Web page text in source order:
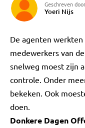
Geschreven door
Yoeri Nijs
De agenten
medewerkers van
snelweg moest zijn
controle. Onder
bekeken. Ook
doen.
Donkere Dagen